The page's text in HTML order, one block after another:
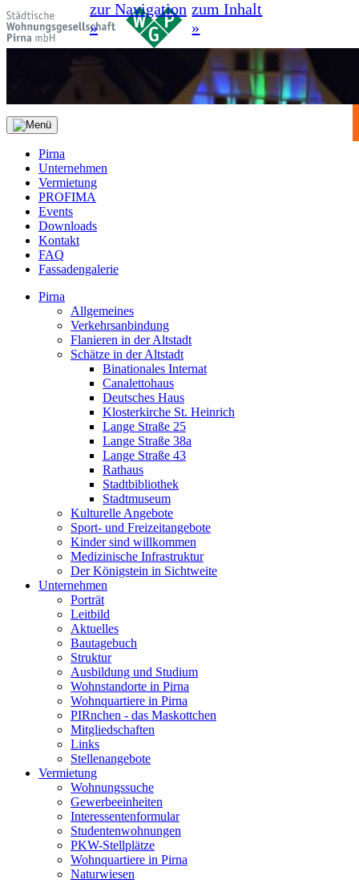
zur Navigation
»
zum Inhalt
»
Pirna
Unternehmen
Vermietung
PROFIMA
Events
Downloads
Kontakt
FAQ
Fassadengalerie
Pirna
Allgemeines
Verkehrsanbindung
Flanieren in der Altstadt
Schätze in der Altstadt
Binationales Internat
Canalettohaus
Deutsches Haus
Klosterkirche St. Heinrich
Lange Straße 25
Lange Straße 38a
Lange Straße 43
Rathaus
Stadtbibliothek
Stadtmuseum
Kulturelle Angebote
Sport- und Freizeitangebote
Kinder sind willkommen
Medizinische Infrastruktur
Der Königstein in Sichtweite
Unternehmen
Porträt
Leitbild
Aktuelles
Bautagebuch
Struktur
Ausbildung und Studium
Wohnstandorte in Pirna
Wohnquartiere in Pirna
PIRnchen - das Maskottchen
Mitgliedschaften
Links
Stellenangebote
Vermietung
Wohnungssuche
Gewerbeeinheiten
Interessentenformular
Studentenwohnungen
PKW-Stellplätze
Wohnquartiere in Pirna
Naturwiesen